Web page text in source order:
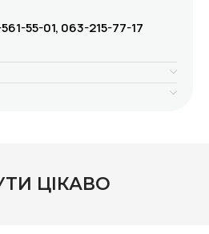
55-01, 063-215-77-17
ЦІКАВО